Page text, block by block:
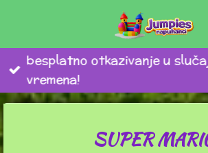
springen
besplatno otkazivanje u
vremena!
SUPER